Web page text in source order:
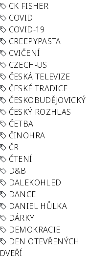
CK FISHER
COVID
COVID-19
CREEPYPASTA
CVIČENÍ
CZECH-US
ČESKÁ TELEVIZE
ČESKÉ TRADICE
ČESKOBUDĚJOVICKÝ
ČESKÝ ROZHLAS
ČETBA
ČINOHRA
ČR
ČTENÍ
D&B
DALEKOHLED
DANCE
DANIEL HŮLKA
DÁRKY
DEMOKRACIE
DEN OTEVŘENÝCH
DVEŘÍ